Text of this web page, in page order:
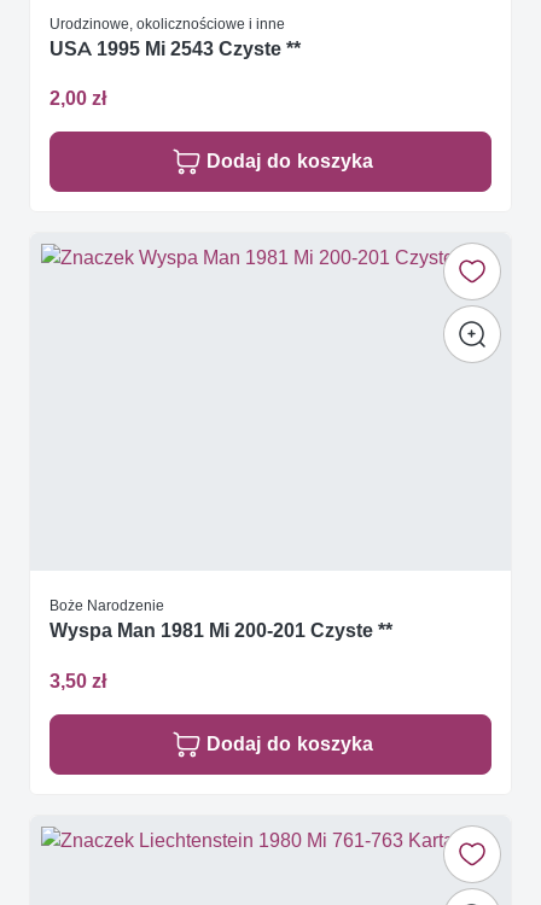
Urodzinowe, okolicznościowe i inne
USA 1995 Mi 2543 Czyste **
2,00 zł
Dodaj do koszyka
Boże Narodzenie
Wyspa Man 1981 Mi 200-201 Czyste **
3,50 zł
Dodaj do koszyka